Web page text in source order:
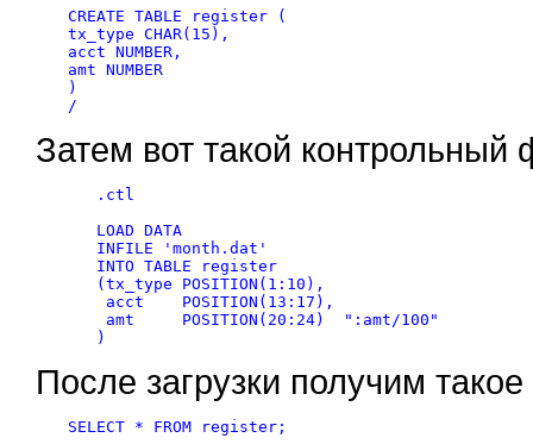
CREATE TABLE register (
tx_type CHAR(15),
acct NUMBER,
amt NUMBER
)
Затем вот такой контрольный
   .ctl
   LOAD DATA
   INFILE 'month.dat'
   INTO TABLE register
   (tx_type POSITION(1:10),
    acct    POSITION(13:17),
    amt     POSITION(20:24)  ":amt/100"
После загрузки получим
SELECT * FROM register;